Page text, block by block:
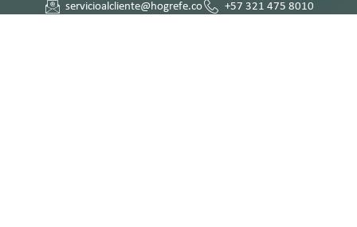
servicioalcliente@hogrefe.co
+57 321 475 8010